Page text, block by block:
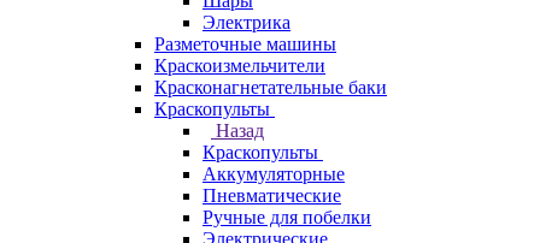
Электрика
Разметочные машины
Краскоизмельчители
Красконагнетательные баки
Краскопульты
Назад
Краскопульты
Аккумуляторные
Пневматические
Ручные для побелки
Электрические